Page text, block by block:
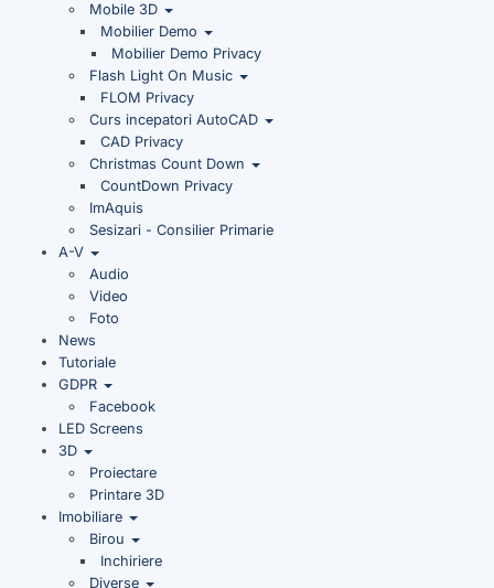
Mobile 3D
Mobilier Demo
Mobilier Demo Privacy
Flash Light On Music
FLOM Privacy
Curs incepatori AutoCAD
CAD Privacy
Christmas Count Down
CountDown Privacy
ImAquis
Sesizari - Consilier Primarie
A-V
Audio
Video
Foto
News
Tutoriale
GDPR
Facebook
LED Screens
3D
Proiectare
Printare 3D
Imobiliare
Birou
Inchiriere
Diverse